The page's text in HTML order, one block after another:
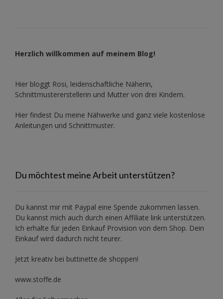
Herzlich willkommen auf meinem Blog!
Hier bloggt Rosi, leidenschaftliche Näherin,
Schnittmustererstellerin und Mutter von drei Kindern.
Hier findest Du meine Nähwerke und ganz viele kostenlose
Anleitungen und Schnittmuster.
Du möchtest meine Arbeit unterstützen?
Du kannst mir mit Paypal eine Spende zukommen lassen.
Du kannst mich auch durch einen Affiliate link unterstützen.
Ich erhalte für jeden Einkauf Provision von dem Shop. Dein
Einkauf wird dadurch nicht teurer.
Jetzt kreativ bei buttinette.de shoppen!
www.stoffe.de